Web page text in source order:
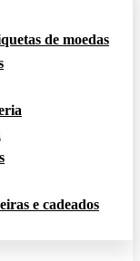
de moedas
e cadeados